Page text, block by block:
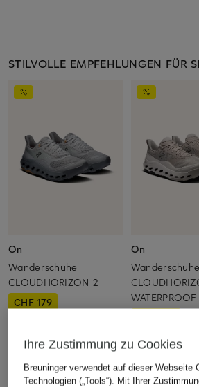
STILVOLLE EMPFEHLUNGEN FÜR
On
Wanderschuhe
CLOUDHORIZON 2
CHF 179
On
Wanderschuhe
WATERPROOF
ÄHNLICHE ARTIKEL ENTDECKEN
Ihre Zustimmung zu Cookies
Breuninger verwendet auf dieser Webseite
Technologien („Tools“). Mit Ihrer